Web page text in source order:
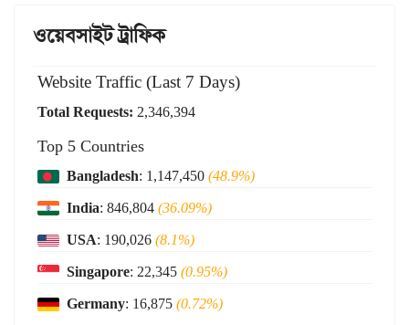
ওয়েবসাইট ট্রাফিক
Website Traffic (Last 7 Days)
Total Requests: 2,346,394
Top 5 Countries
Bangladesh: 1,147,450(48.9%)
India: 846,804(36.09%)
USA: 190,026(8.1%)
Singapore: 22,345(0.95%)
Germany: 16,875(0.72%)